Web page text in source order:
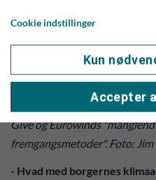
Svend Vilstrup luftede sin
Give og Eurowinds
fremgangsmetoder". Foto:
- Hvad med borgernes
Cookie indstillinger
Kun
Accepter